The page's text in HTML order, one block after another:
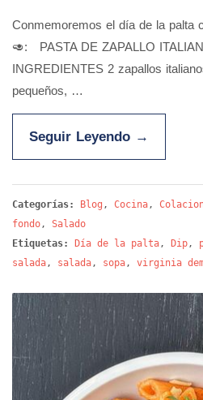
Conmemoremos el día de la palta
🥑: PASTA DE ZAPALLO
INGREDIENTES 2 zapallos
pequeños, …
Seguir Leyendo →
Categorías: Blog , Cocina ,
fondo , Salado
Etiquetas:
Día de la palta , Dip ,
salada , salada , sopa , virginia